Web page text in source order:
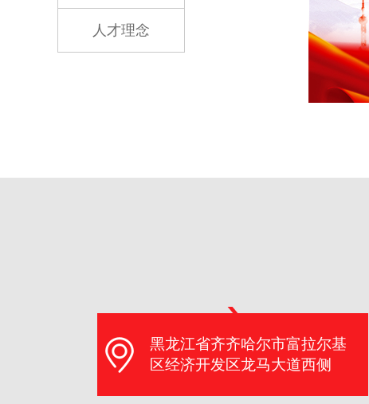
人才理念
黑龙江省齐齐哈尔市富拉尔基
区经济开发区龙马大道西侧